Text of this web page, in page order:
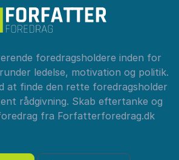
foredragsholdere inden for
ledelse, motivation og politik.
at finde den rette foredragsholder
rådgivning. Skab eftertanke og
fra Forfatterforedrag.dk